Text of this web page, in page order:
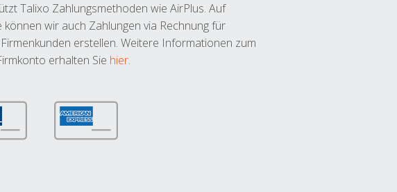
Talixo Zahlungsmethoden wie AirPlus. Auf
können wir auch Zahlungen via Rechnung für
erstellen. Weitere Informationen zum
erhalten Sie hier.